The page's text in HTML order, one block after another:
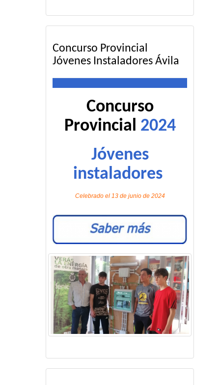
Concurso Provincial
Jóvenes Instaladores Ávila
Concurso
Provincial 2024
Jóvenes
instaladores
Celebrado el 13 de junio de 2024